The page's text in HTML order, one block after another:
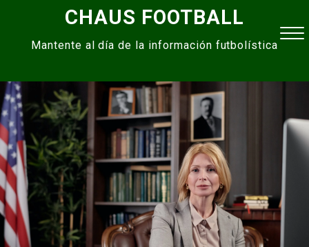
content
CHAUS FOOTBALL
Mantente al día de la información futbolística